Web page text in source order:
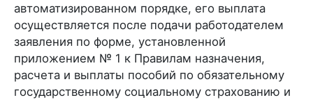
автоматизированном порядке, его выплата
осуществляется после подачи работодателем
заявления по форме, установленной
приложением № 1 к Правилам назначения,
расчета и выплаты пособий по обязательному
государственному социальному страхованию и